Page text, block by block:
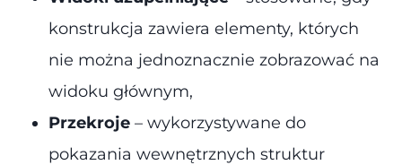
konstrukcja zawiera elementy, których
nie można jednoznacznie zobrazować na
widoku głównym,
Przekroje – wykorzystywane do
pokazania wewnętrznych struktur